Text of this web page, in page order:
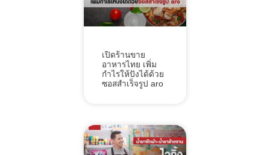
เปิดร้านขาย
อาหารไทย เพิ่ม
กำไรให้ปังได้ด้วย
ซอสสำเร็จรูป aro